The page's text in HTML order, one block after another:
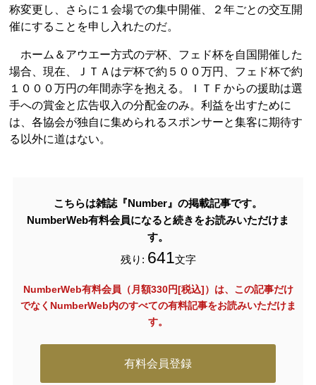
称変更し、さらに１会場での集中開催、２年ごとの交互開
催にすることを申し入れたのだ。
ホーム＆アウエー方式のデ杯、フェド杯を自国開催した
場合、現在、ＪＴＡはデ杯で約５００万円、フェド杯で約
１０００万円の年間赤字を抱える。ＩＴＦからの援助は選
手への賞金と広告収入の分配金のみ。利益を出すために
は、各協会が独自に集められるスポンサーと集客に期待す
る以外に道はない。
こちらは雑誌『Number』の掲載記事です。
NumberWeb有料会員になると続きをお読みいただけま
す。
残り: 641文字
NumberWeb有料会員（月額330円[税込]）は、この記事だけ
でなく NumberWeb内のすべての有料記事をお読みいただけま
す。
有料会員登録